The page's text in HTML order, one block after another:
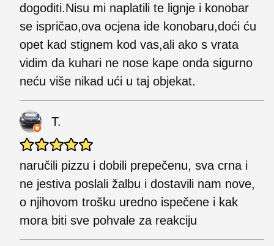
dogoditi.Nisu mi naplatili te lignje i konobar
se ispričao,ova ocjena ide konobaru,doći ću
opet kad stignem kod vas,ali ako s vrata
vidim da kuhari ne nose kape onda sigurno
neću više nikad ući u taj objekat.
T.
naručili pizzu i dobili prepečenu, sva crna i
ne jestiva poslali žalbu i dostavili nam nove,
o njihovom trošku uredno ispečene i kak
mora biti sve pohvale za reakciju